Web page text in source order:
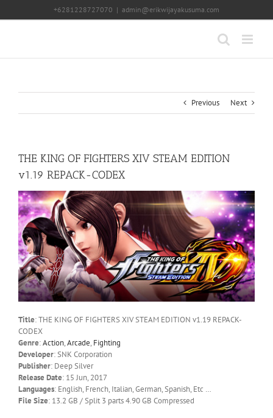
+6281228727070 | admin@erikwijayakusuma.com
Previous Next
THE KING OF FIGHTERS XIV STEAM EDITION
v1.19 REPACK-CODEX
Title: THE KING OF FIGHTERS XIV STEAM EDITION v1.19 REPACK-
CODEX
Genre:Action,Arcade, Fighting
Developer: SNK Corporation
Publisher: Deep Silver
Release Date: 15 Jun, 2017
Languages: English, French, Italian, German, Spanish, Etc …
File Size: 13.2 GB / Split 3 parts 4.90 GB Compressed